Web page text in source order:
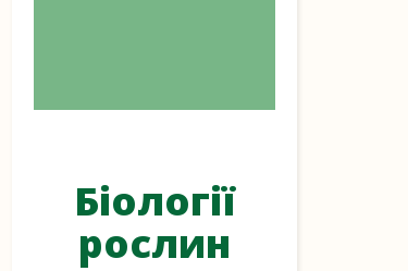
Біології
рослин